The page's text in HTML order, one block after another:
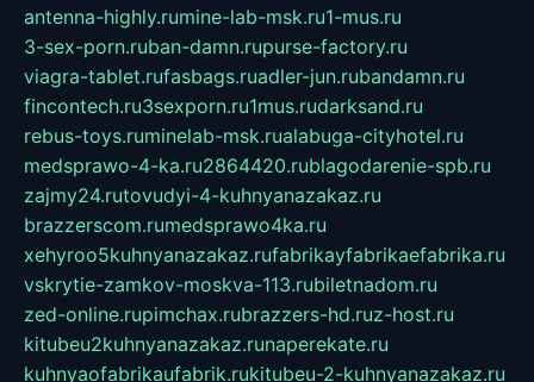
antenna-highly.rumine-lab-msk.ru1-mus.ru
3-sex-porn.ruban-damn.rupurse-factory.ru
viagra-tablet.rufasbags.ruadler-jun.rubandamn.ru
fincontech.ru3sexporn.ru1mus.rudarksand.ru
rebus-toys.ruminelab-msk.rualabuga-cityhotel.ru
medsprawo-4-ka.ru2864420.rublagodarenie-spb.ru
zajmy24.rutovudyi-4-kuhnyanazakaz.ru
brazzerscom.rumedsprawo4ka.ru
xehyroo5kuhnyanazakaz.rufabrikayfabrikaefabrika.ru
vskrytie-zamkov-moskva-113.rubiletnadom.ru
zed-online.rupimchax.rubrazzers-hd.ruz-host.ru
kitubeu2kuhnyanazakaz.runaperekate.ru
kuhnyaofabrikaufabrik.rukitubeu-2-kuhnyanazakaz.ru